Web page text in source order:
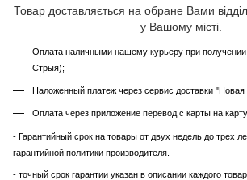
Товар доставляється на обране Вами
у Вашому місті.
Оплата наличными нашему курьеру при получении
Стрыя);
Наложенный платеж через сервис доставки "Новая
Оплата через приложение перевод с карты на
- Гарантийный срок на товары от двух недель до трех
гарантийной политики производителя.
- точный срок гарантии указан в описании каждого